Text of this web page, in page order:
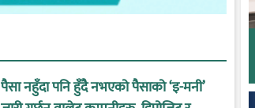
पैसा नहुँदा पनि हुँदै नभएको पैसाको ‘इ-मनी’